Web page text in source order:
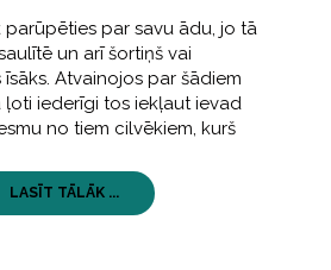
parūpēties par savu ādu, jo tā
un arī šortiņš vai
Atvainojos par šādiem
ļoti iederīgi tos iekļaut ievad
no tiem cilvēkiem, kurš
LASĪT TĀLĀK ...